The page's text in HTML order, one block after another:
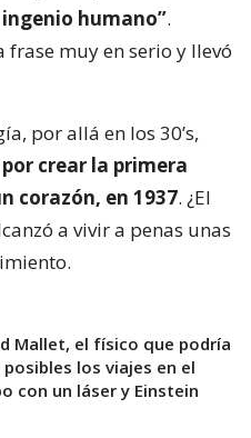
humano”.
muy en serio y llevó
por allá en los 30’s,
crear la primera
corazón, en 1937. ¿El
a vivir a penas unas
Mallet, el físico que podría
posibles los viajes en el
con un láser y Einstein